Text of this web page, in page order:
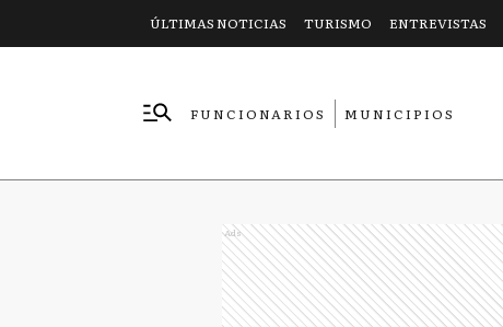
ÚLTIMAS NOTICIAS TURISMO ENTREVISTAS
FUNCIONARIOS
MUNICIPIOS
Ads